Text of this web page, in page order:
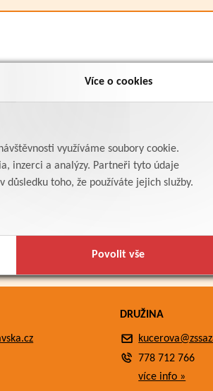
Více o cookies
využíváme soubory cookie.
inzerci a analýzy. Partneři tyto údaje
toho, že používáte jejich služby.
Povolit vše
DRUŽINA
778 712 766
více info »